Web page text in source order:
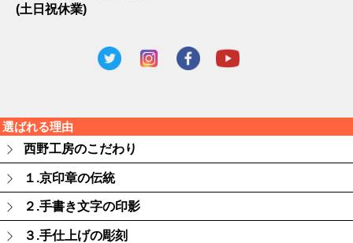
(土日祝休業)
選ばれる理由
西野工房のこだわり
１.京印章の伝統
２.手書き文字の印影
３.手仕上げの彫刻